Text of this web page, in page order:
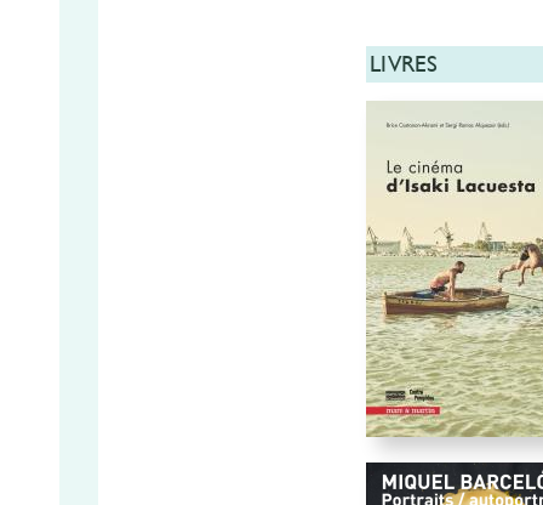
LIVRES